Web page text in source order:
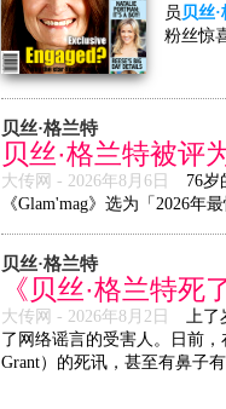
员 贝丝
粉丝惊
贝丝·格兰特
贝丝·格兰特被评
大传网 - 2026年8月6日 76岁
《Glam'mag》选为「2026年
贝丝·格兰特
《贝丝·格兰特死
大传网 - 2026年8月2日 上
了网络谣言的受害人。日前，
Grant）的死讯，甚至有鼻子